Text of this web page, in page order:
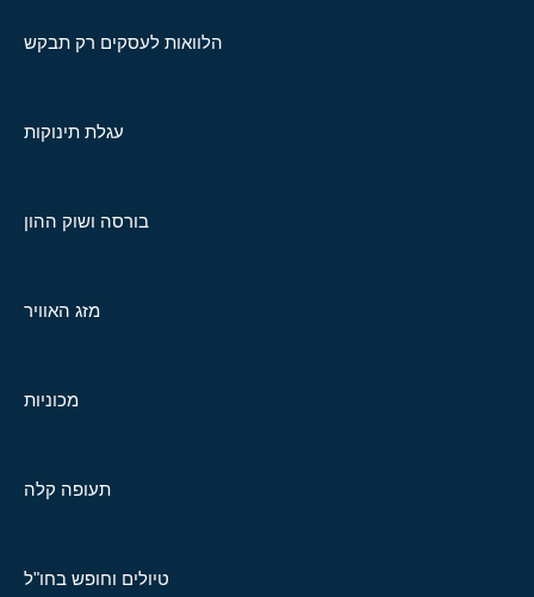
הלוואות לעסקים רק תבקש
עגלת תינוקות
בורסה ושוק ההון
מזג האוויר
מכוניות
תעופה קלה
טיולים וחופש בחו"ל